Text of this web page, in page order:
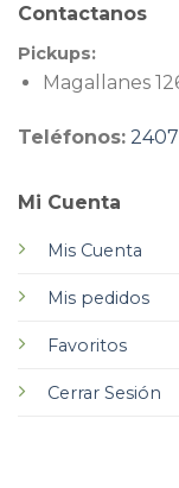
Mi Cuenta
Mis Cuenta
Mis pedidos
Favoritos
Cerrar Sesión
Contactanos
Pickups:
Magallanes
Teléfonos: